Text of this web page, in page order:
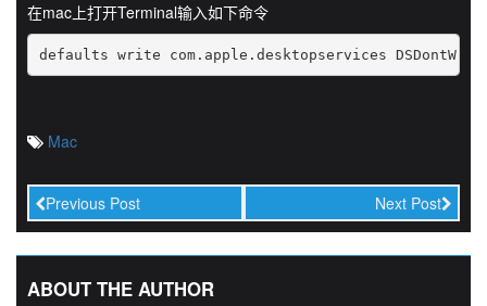
在mac上打开Terminal输入如下命令
defaults write com.apple.desktopservices
Mac
Previous Post Next Post
ABOUT THE AUTHOR